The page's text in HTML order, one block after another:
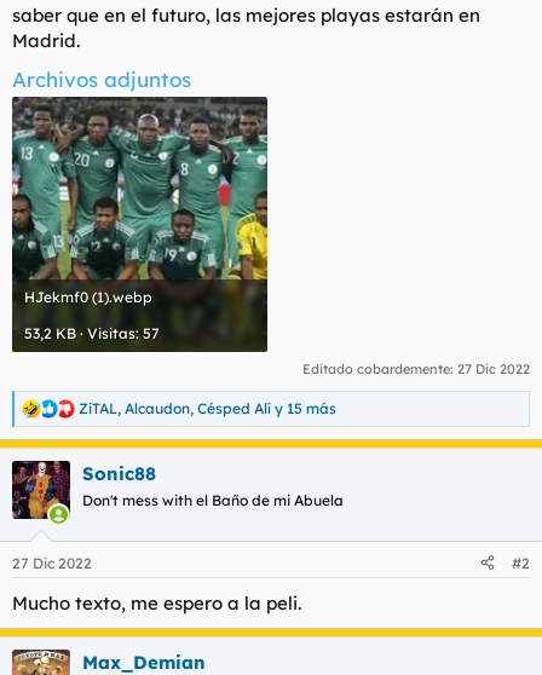
saber que en el futuro, las mejores playas estarán en
Madrid.
Archivos adjuntos
HJekmf0 (1).webp
53,2 KB · Visitas: 57
Editado cobardemente: 27 Dic 2022
R
e
a
c
c
i
e
:
ZiTAL, Alcaudon, Césped Alí y 15 más
Sonic88
Don't mess with el Baño de mi Abuela
27 Dic 2022 #2
Mucho texto, me espero a la peli.
Max_Demian